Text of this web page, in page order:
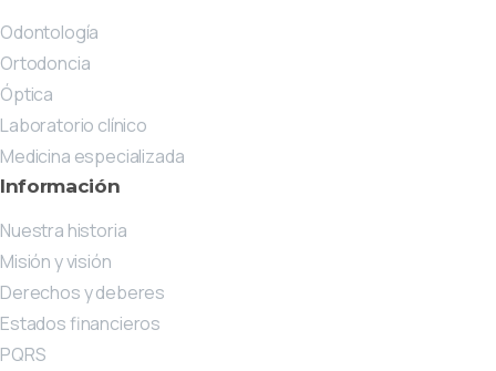
Odontología
Ortodoncia
Óptica
Laboratorio clínico
Medicina especializada
Información
Nuestra historia
Misión y visión
Derechos y deberes
Estados financieros
PQRS